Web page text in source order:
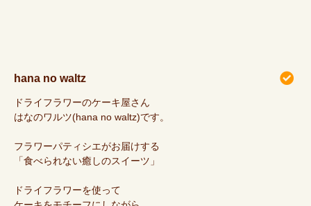
hana no waltz
ドライフラワーのケーキ屋さん
はなのワルツ(hana no waltz)です。
フラワーパティシエがお届けする
「食べられない癒しのスイーツ」
ドライフラワーを使って